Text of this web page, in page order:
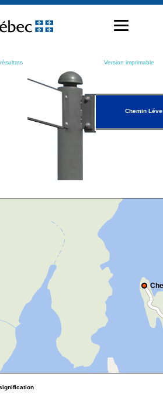
Version imprimable
Chemin